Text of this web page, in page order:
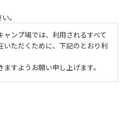
。
ンプ場では、利用されるすべて
いただくために、下記のとおり利
すようお願い申し上げます。
はできません。高校生以上の方